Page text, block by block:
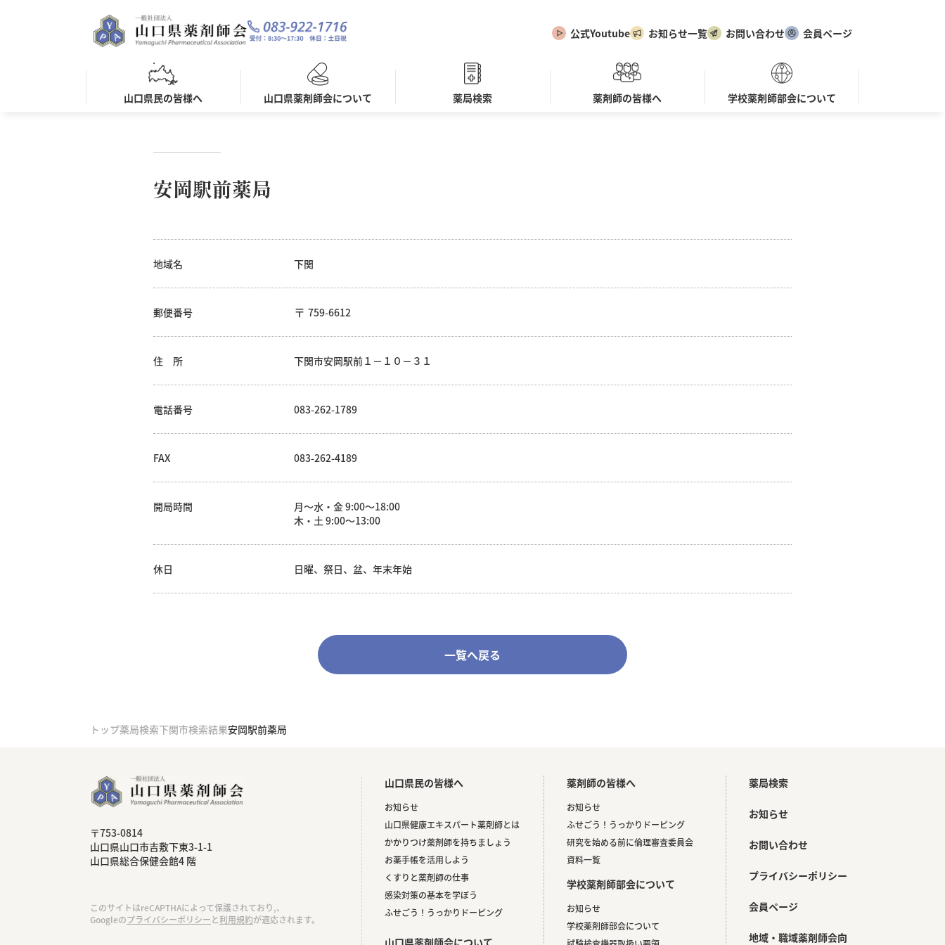
公式Youtube お知らせ一覧 お問い合わせ 会員ページ
山口県民の皆様へ 山口県薬剤師会について 薬局検索 薬剤師の皆様へ 学校薬剤師部会について
安岡駅前薬局
地域名 下関
郵便番号 759-6612
住 所 下関市安岡駅前１－１０－３１
電話番号 083-262-1789
FAX 083-262-4189
開局時間
月～水・金 9:00～18:00
木・土 9:00～13:00
休日 日曜、祭日、盆、年末年始
一覧へ戻る
トップ薬局検索下関市検索結果安岡駅前薬局
〒753-0814
⼭⼝県⼭⼝市吉敷下東3-1-1
⼭⼝県総合保健会館4 階
このサイトはreCAPTHAによって保護されており,、
Googleのプライバシーポリシーと利用規約が適応されます。
山口県民の皆様へ
お知らせ
山口県健康エキスパート薬剤師とは
かかりつけ薬剤師を持ちましょう
お薬手帳を活用しよう
くすりと薬剤師の仕事
感染対策の基本を学ぼう
ふせごう！うっかりドーピング
山口県薬剤師会について
薬剤師の皆様へ
お知らせ
ふせごう！うっかりドーピング
研究を始める前に倫理審査委員会
資料一覧
学校薬剤師部会について
お知らせ
学校薬剤師部会について
薬局検索
お知らせ
お問い合わせ
プライバシーポリシー
会員ページ
地域・職域薬剤師会向